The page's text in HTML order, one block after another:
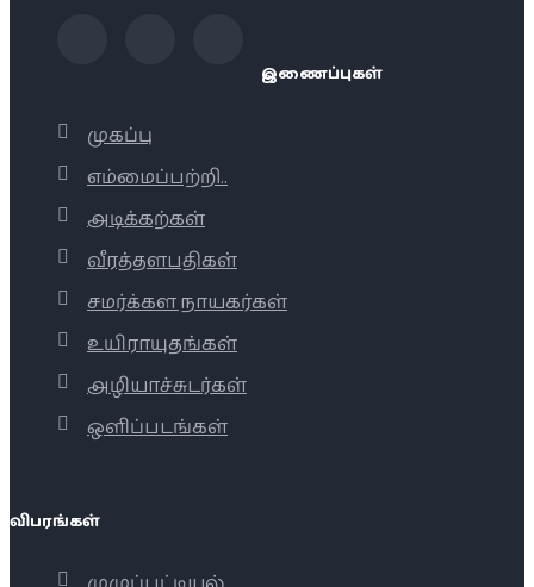
இணைப்புகள்
முகப்பு
எம்மைப்பற்றி..
அடிக்கற்கள்
வீரத்தளபதிகள்
சமர்க்கள நாயகர்கள்
உயிராயுதங்கள்
அழியாச்சுடர்கள்
ஒளிப்படங்கள்
விபரங்கள்